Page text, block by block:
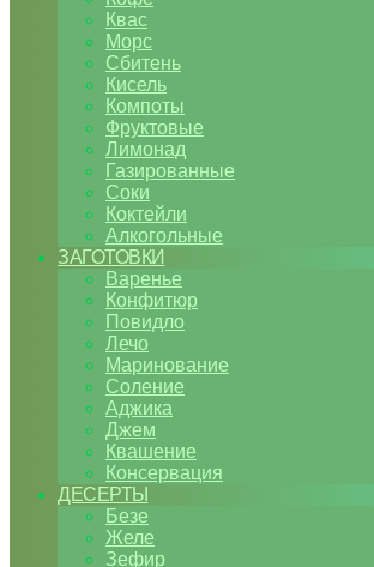
Квас
Морс
Сбитень
Кисель
Компоты
Фруктовые
Лимонад
Газированные
Соки
Коктейли
Алкогольные
ЗАГОТОВКИ
Варенье
Конфитюр
Повидло
Лечо
Маринование
Соление
Аджика
Джем
Квашение
Консервация
ДЕСЕРТЫ
Безе
Желе
Зефир